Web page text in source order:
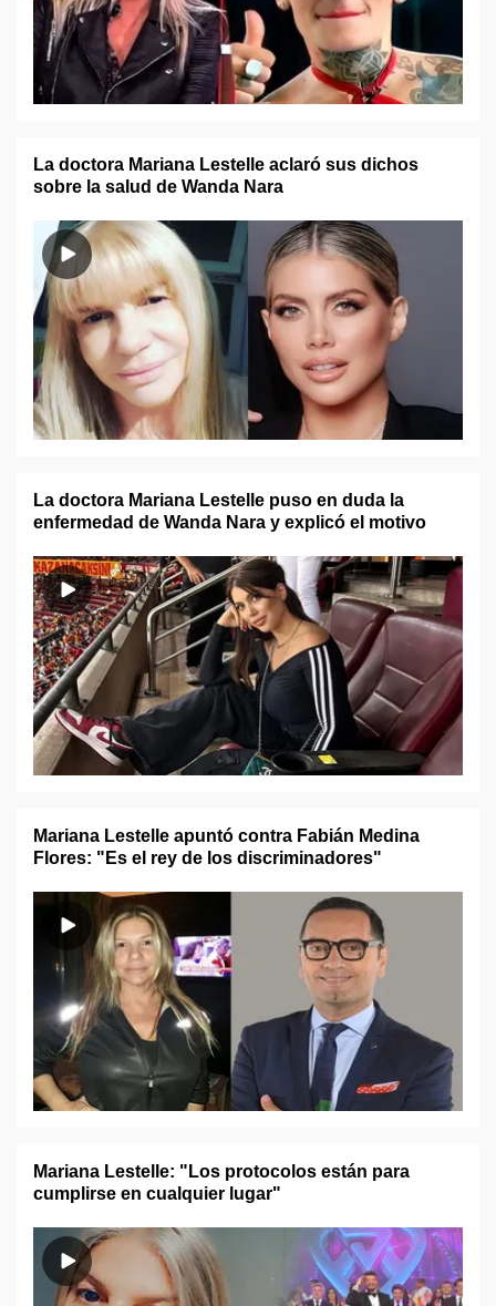
La doctora Mariana Lestelle aclaró sus dichos
sobre la salud de Wanda Nara
La doctora Mariana Lestelle puso en duda la
enfermedad de Wanda Nara y explicó el motivo
Mariana Lestelle apuntó contra Fabián Medina
Flores: "Es el rey de los discriminadores"
Mariana Lestelle: "Los protocolos están para
cumplirse en cualquier lugar"